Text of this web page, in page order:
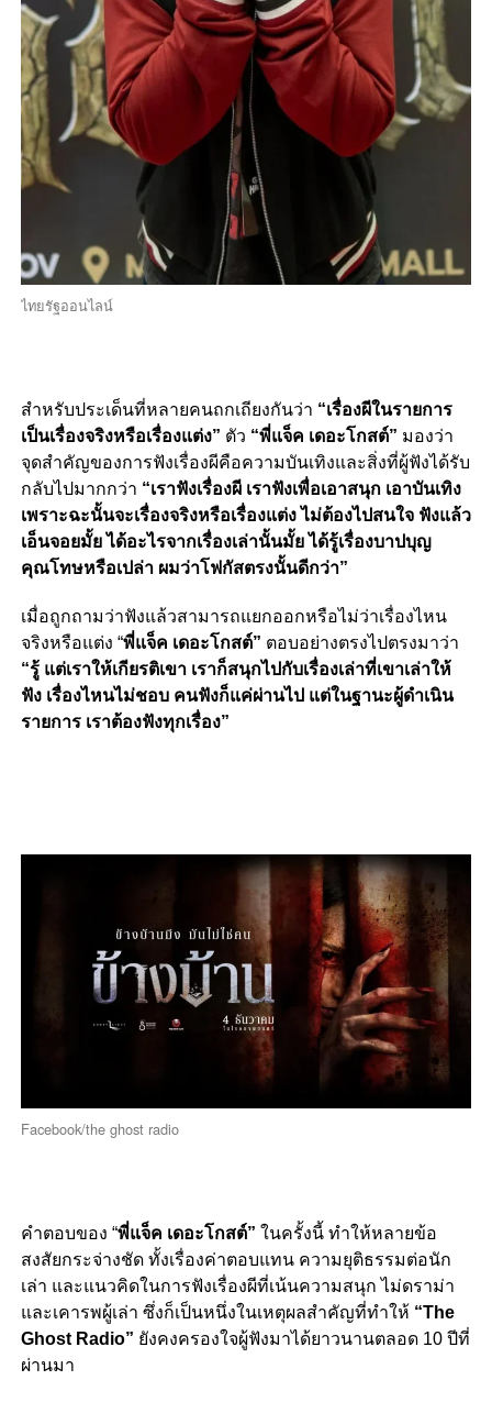
ไทยรัฐออนไลน์
สำหรับประเด็นที่หลายคนถกเถียงกันว่า “เรื่องผีในรายการ
เป็นเรื่องจริงหรือเรื่องแต่ง” ตัว “พี่แจ็ค เดอะโกสต์” มองว่า
จุดสำคัญของการฟังเรื่องผีคือความบันเทิงและสิ่งที่ผู้ฟังได้รับ
กลับไปมากกว่า “เราฟังเรื่องผี เราฟังเพื่อเอาสนุก เอาบันเทิง
เพราะฉะนั้นจะเรื่องจริงหรือเรื่องแต่ง ไม่ต้องไปสนใจ ฟังแล้ว
เอ็นจอยมั้ย ได้อะไรจากเรื่องเล่านั้นมั้ย ได้รู้เรื่องบาปบุญ
คุณโทษหรือเปล่า ผมว่าโฟกัสตรงนั้นดีกว่า”
เมื่อถูกถามว่าฟังแล้วสามารถแยกออกหรือไม่ว่าเรื่องไหน
จริงหรือแต่ง “พี่แจ็ค เดอะโกสต์” ตอบอย่างตรงไปตรงมาว่า
“รู้ แต่เราให้เกียรติเขา เราก็สนุกไปกับเรื่องเล่าที่เขาเล่าให้
ฟัง เรื่องไหนไม่ชอบ คนฟังก็แค่ผ่านไป แต่ในฐานะผู้ดำเนิน
รายการ เราต้องฟังทุกเรื่อง”
Facebook/the ghost radio
คำตอบของ “พี่แจ็ค เดอะโกสต์” ในครั้งนี้ ทำให้หลายข้อ
สงสัยกระจ่างชัด ทั้งเรื่องค่าตอบแทน ความยุติธรรมต่อนัก
เล่า และแนวคิดในการฟังเรื่องผีที่เน้นความสนุก ไม่ดราม่า
และเคารพผู้เล่า ซึ่งก็เป็นหนึ่งในเหตุผลสำคัญที่ทำให้ “The
Ghost Radio” ยังคงครองใจผู้ฟังมาได้ยาวนานตลอด 10 ปีที่
ผ่านมา